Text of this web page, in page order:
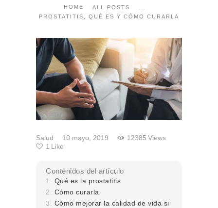
HOME ALL POSTS ...
PROSTATITIS, QUÉ ES Y CÓMO CURARLA
Salud 10 mayo, 2019 12385 Views
1 Like
Contenidos del artículo
Qué es la prostatitis
Cómo curarla
Cómo mejorar la calidad de vida si